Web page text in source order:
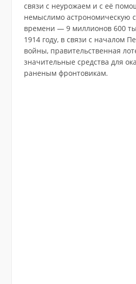
связи с неурожаем и с её
немыслимо астрономическую
времени — 9 миллионов 600
1914 году, в связи с началом
войны, правительственная
значительные средства для
раненым фронтовикам.